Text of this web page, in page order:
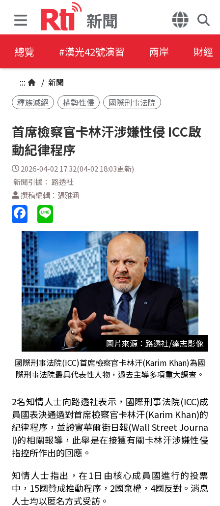
新聞
總覽 #漢光42號演習 兩岸 財經
::: / 新聞
種族滅絕
權勢性侵 國際刑事法院
首席檢察官卡林汗涉嫌性侵 ICC啟
動紀律程序
2026-04-02 17:32(04-02 18:03更新)
新聞引據： 路透社
撰稿編輯：張雅涵
圖片來源：路透社/達志影像
國際刑事法院(ICC)首席檢察官卡林汗(Karim Khan)為國
際刑事法院最具代表性人物，過去主導多項重大調查。
2名知情人士向路透社表示，國際刑事法院(ICC)成
員國表決通過對首席檢察官卡林汗(Karim Khan)的
紀律程序，並證實華爾街日報(Wall Street Journa
l)的相關報導，此舉是在接獲有關卡林汗涉嫌性侵
指控所作出的回應。
知情人士指出，在1日由核心成員國進行的投票
中，15國贊成推動程序，2國棄權，4國反對。消息
人士均以匿名方式受訪。